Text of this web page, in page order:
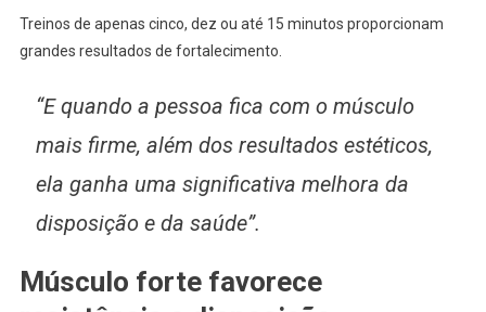
Treinos de apenas cinco, dez ou até 15 minutos proporcionam
grandes resultados de fortalecimento.
“E quando a pessoa fica com o músculo
mais firme, além dos resultados estéticos,
ela ganha uma significativa melhora da
disposição e da saúde”.
Músculo forte favorece